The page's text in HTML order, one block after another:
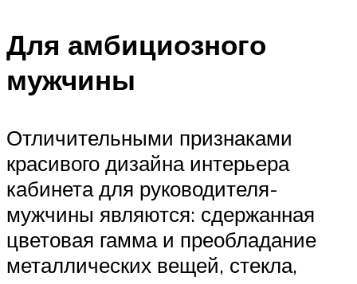
Для амбициозного
мужчины
Отличительными признаками
красивого дизайна интерьера
кабинета для руководителя-
мужчины являются: сдержанная
цветовая гамма и преобладание
металлических вещей, стекла,